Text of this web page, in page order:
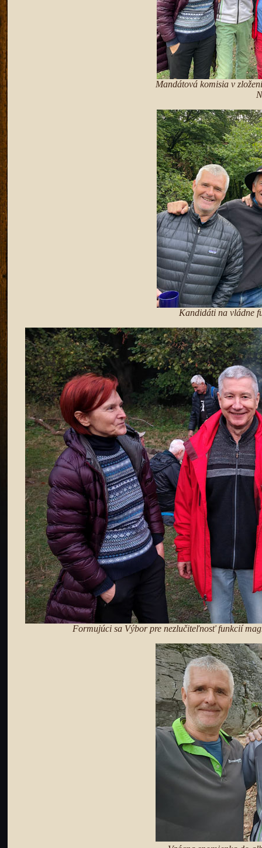
Mandátová komisia v
Kandidáti na vládne
Formujúci sa Výbor pre nezlučiteľnosť funkcií